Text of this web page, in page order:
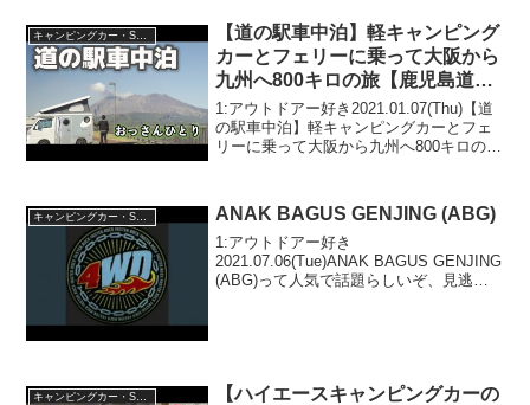
2022.02.01(Tue)この動画は注...
キャンピングカー・SUV人気車種
【道の駅車中泊】軽キャンピング
カーとフェリーに乗って大阪から
九州へ800キロの旅【鹿児島道の
駅たるみず】
1:アウトドアー好き2021.01.07(Thu)【道
の駅車中泊】軽キャンピングカーとフェ
リーに乗って大阪から九州へ800キロの旅
ドアー好き2021.01.07(Th...
ANAK BAGUS GENJING (ABG)
1:アウトドアー好き
2021.07.06(Tue)ANAK BAGUS GENJING
(ABG)って人気で話題らしいぞ、見逃さ
キャンピングカー・SUV人気車種
【ハイエースキャンピングカーの